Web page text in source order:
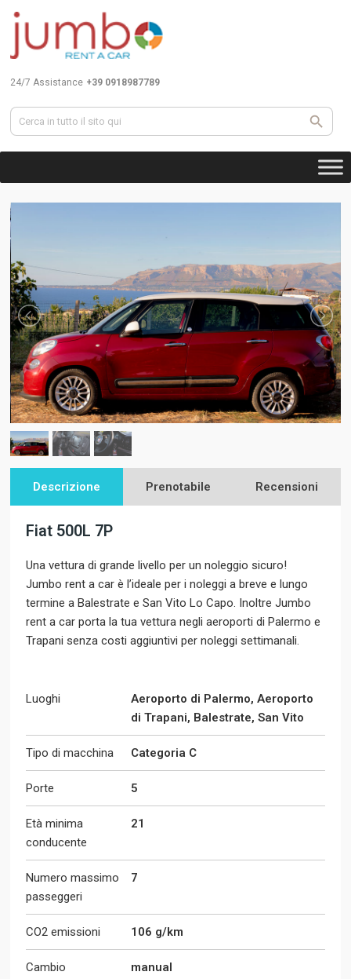
24/7 Assistance +39 0918987789
Descrizione Prenotabile Recensioni
Fiat 500L 7P
Una vettura di grande livello per un noleggio sicuro!
Jumbo rent a car è l’ideale per i noleggi a breve e lungo
termine a Balestrate e San Vito Lo Capo. Inoltre Jumbo
rent a car porta la tua vettura negli aeroporti di Palermo e
Trapani senza costi aggiuntivi per noleggi settimanali.
Luoghi
Aeroporto di Palermo, Aeroporto
di Trapani, Balestrate, San Vito
Tipo di macchina Categoria C
Porte 5
Età minima
conducente
21
Numero massimo
passeggeri
7
CO2 emissioni 106 g/km
Cambio manual